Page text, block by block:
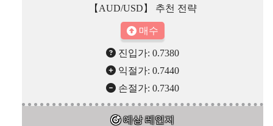
【AUD/USD】 추천 전략
매수
진입가: 0.7380
익절가: 0.7440
손절가: 0.7340
예상 레인지